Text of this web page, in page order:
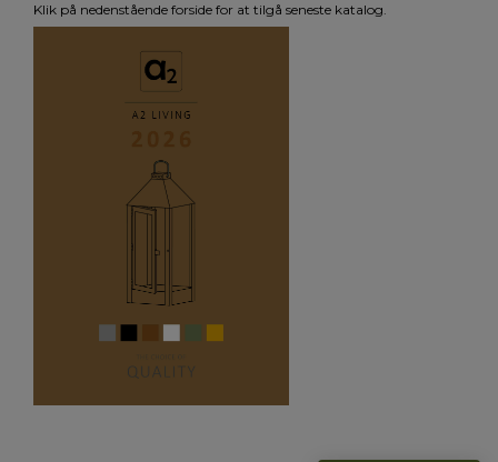
Klik på nedenstående forside for at tilgå seneste katalog.